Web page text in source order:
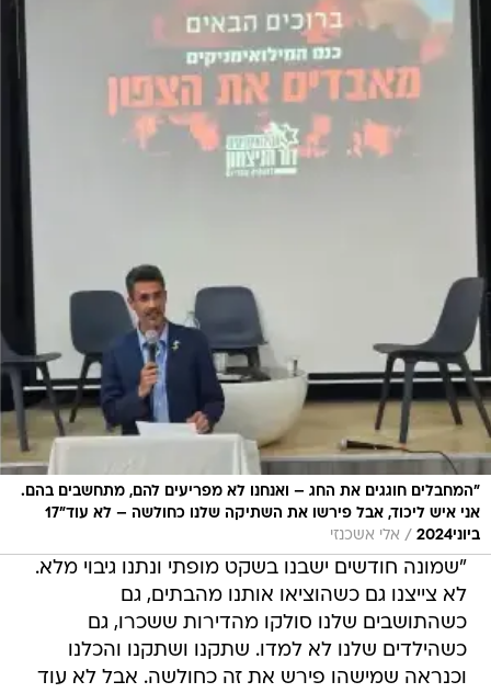
"המחבלים חוגגים את החג – ואנחנו לא מפריעים להם, מתחשבים בהם.
אני איש ליכוד, אבל פירשו את השתיקה שלנו כחולשה – לא עוד"17
ביוני2024
/ אלי אשכנזי
"שמונה חודשים ישבנו בשקט מופתי ונתנו גיבוי מלא.
לא צייצנו גם כשהוציאו אותנו מהבתים, גם
כשהתושבים שלנו סולקו מהדירות ששכרו, גם
כשהילדים שלנו לא למדו. שתקנו ושתקנו והכלנו
וכנראה שמישהו פירש את זה כחולשה. אבל לא עוד